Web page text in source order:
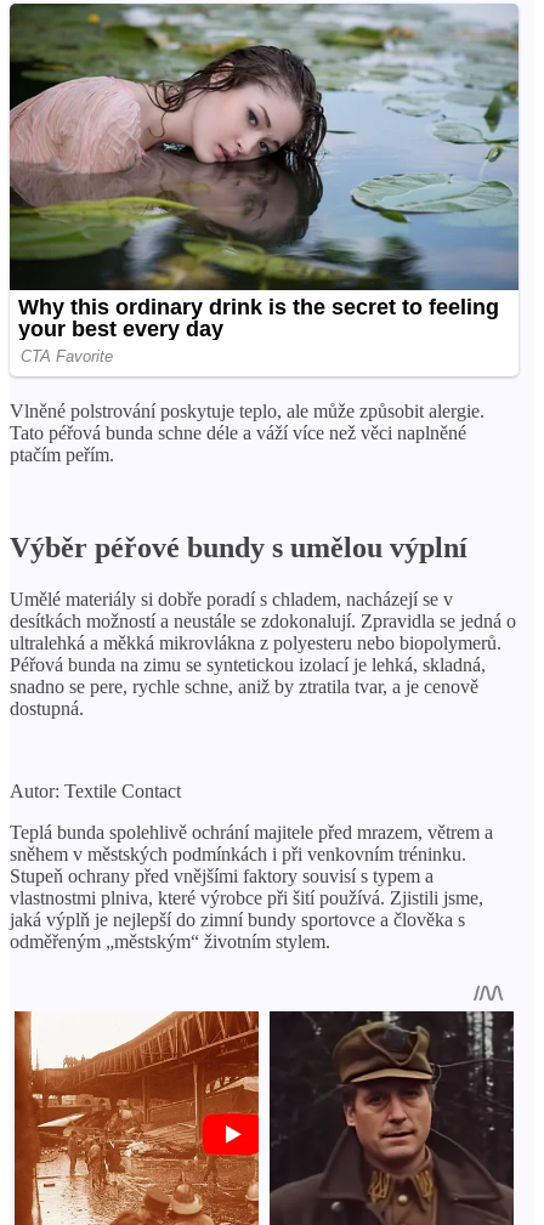
Vlněné polstrování poskytuje teplo, ale může způsobit alergie.
Tato péřová bunda schne déle a váží více než věci naplněné
ptačím peřím.
Výběr péřové bundy s umělou výplní
Umělé materiály si dobře poradí s chladem, nacházejí se v
desítkách možností a neustále se zdokonalují. Zpravidla se jedná o
ultralehká a měkká mikrovlákna z polyesteru nebo biopolymerů.
Péřová bunda na zimu se syntetickou izolací je lehká, skladná,
snadno se pere, rychle schne, aniž by ztratila tvar, a je cenově
dostupná.
Autor: Textile Contact
Teplá bunda spolehlivě ochrání majitele před mrazem, větrem a
sněhem v městských podmínkách i při venkovním tréninku.
Stupeň ochrany před vnějšími faktory souvisí s typem a
vlastnostmi plniva, které výrobce při šití používá. Zjistili jsme,
jaká výplň je nejlepší do zimní bundy sportovce a člověka s
odměřeným „městským“ životním stylem.